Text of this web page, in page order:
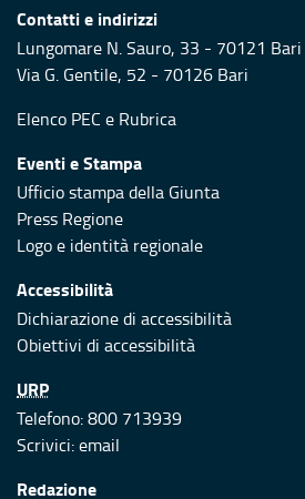
Contatti e indirizzi
Lungomare N. Sauro, 33 - 70121 Bari
Via G. Gentile, 52 - 70126 Bari
Elenco PEC e Rubrica
Eventi e Stampa
Ufficio stampa della Giunta
Press Regione
Logo e identità regionale
Accessibilità
Dichiarazione di accessibilità
Obiettivi di accessibilità
URP
Telefono: 800 713939
Scrivici:email
Redazione